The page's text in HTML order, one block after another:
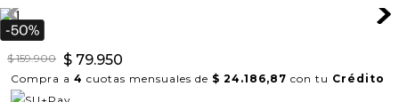
$ 159.900 $ 79.950
Compra a 4 cuotas mensuales de $ 24.186,87 con tu Crédito